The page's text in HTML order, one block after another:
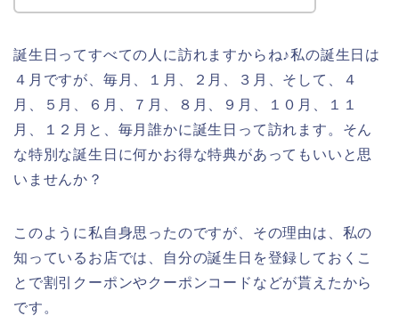
誕生日ってすべての人に訪れますからね♪私の誕生日は
４月ですが、毎月、１月、２月、３月、そして、４
月、５月、６月、７月、８月、９月、１０月、１１
月、１２月と、毎月誰かに誕生日って訪れます。そん
な特別な誕生日に何かお得な特典があってもいいと思
いませんか？
このように私自身思ったのですが、その理由は、私の
知っているお店では、自分の誕生日を登録しておくこ
とで割引クーポンやクーポンコードなどが貰えたから
です。